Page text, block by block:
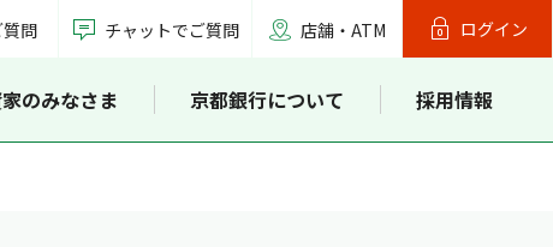
問 チャットでご質問 店舗・ATM ログイン
のみなさま 京都銀行について 採用情報